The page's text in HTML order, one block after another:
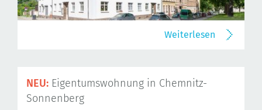
Weiterlesen
NEU: Eigentumswohnung in Chemnitz-
Sonnenberg